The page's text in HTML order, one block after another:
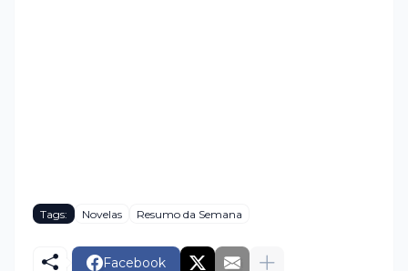
Tags: Novelas Resumo da Semana
Facebook